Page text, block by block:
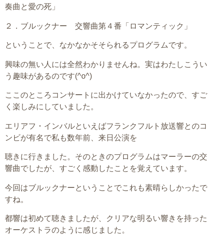
奏曲と愛の死」
２．ブルックナー 交響曲第４番「ロマンティック」
ということで、なかなかそそられるプログラムです。
興味の無い人には全然わかりませんね。実はわたしこうい
う趣味があるのです(^o^)
ここのところコンサートに出かけていなかったので、すご
く楽しみにしていました。
エリアフ・インバルといえばフランクフルト放送響とのコ
ンビが有名で私も数年前、来日公演を
聴きに行きました。そのときのプログラムはマーラーの交
響曲でしたが、すごく感動したことを覚えています。
今回はブルックナーということでこれも素晴らしかったで
すね。
都響は初めて聴きましたが、クリアな明るい響きを持った
オーケストラのように感じました。